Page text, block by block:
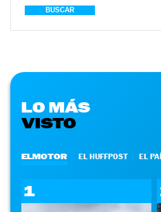
BUSCAR
LO MÁS
VISTO
ELMOTOR EL HUFFPOST EL
1